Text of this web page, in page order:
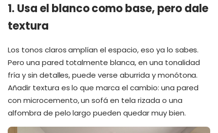
1. Usa el blanco como base, pero dale
textura
Los tonos claros amplían el espacio, eso ya lo sabes.
Pero una pared totalmente blanca, en una tonalidad
fría y sin detalles, puede verse aburrida y monótona.
Añadir textura es lo que marca el cambio: una pared
con microcemento, un sofá en tela rizada o una
alfombra de pelo largo pueden quedar muy bien.